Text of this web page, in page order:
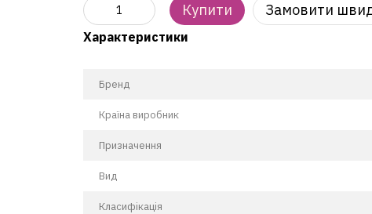
Купити Замовити
Характеристики
Бренд
Країна виробник
Призначення
Вид
Класифікація